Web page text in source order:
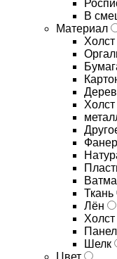
В
Материал
Холст
Ткань
Лён
Шелк
Цвет